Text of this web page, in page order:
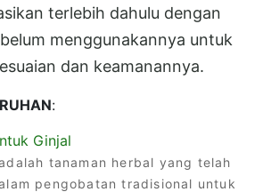
terlebih dahulu dengan
menggunakannya untuk
dan keamanannya.
:
Ginjal
tanaman herbal yang telah
pengobatan tradisional untuk